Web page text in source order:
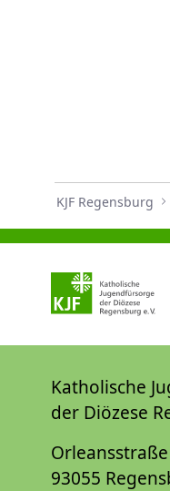
KJF Regensburg
Katholische
der Diözese
93055